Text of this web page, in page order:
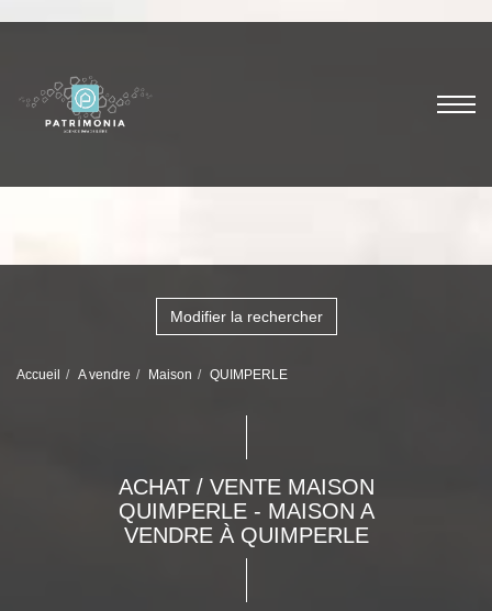
Modifier la rechercher
Accueil A vendre Maison QUIMPERLE
ACHAT / VENTE MAISON
QUIMPERLE - MAISON A
VENDRE À QUIMPERLE